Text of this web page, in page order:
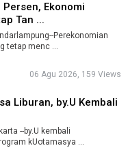
Ekonomi
Tan ...
Perekonomian
tetap menc ...
06 Agu 2026, 159 Views
Liburan, by.U Kembali
--by.U kembali
menghadirkan program kUotamasya ...